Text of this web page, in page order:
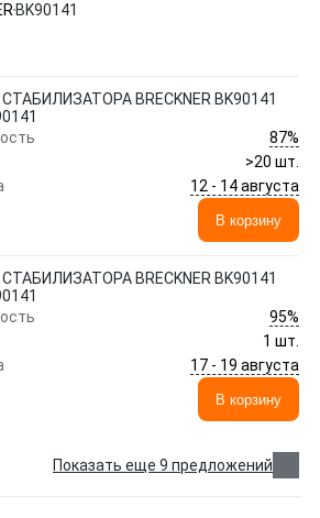
BK90141
BRECKNER BK90141
87%
>20 шт.
12 - 14 августа
В корзину
BRECKNER BK90141
95%
1 шт.
17 - 19 августа
В корзину
Показать еще 9 предложений